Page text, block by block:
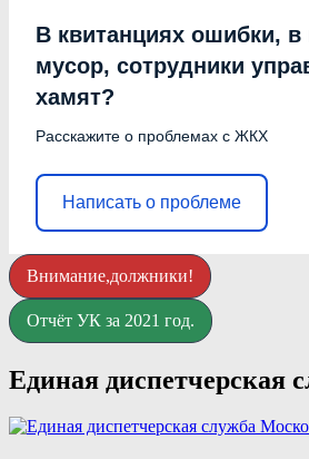
В квитанциях ошибки,
мусор, сотрудники
хамят?
Расскажите о проблемах с ЖКХ
Написать о проблеме
Внимание,должники!
Отчёт УК за 2021 год.
Единая диспетчерская